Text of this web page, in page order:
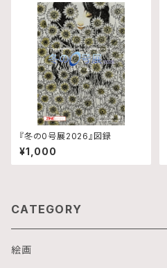
『冬の0号展2026』図録
¥1,000
CATEGORY
絵画